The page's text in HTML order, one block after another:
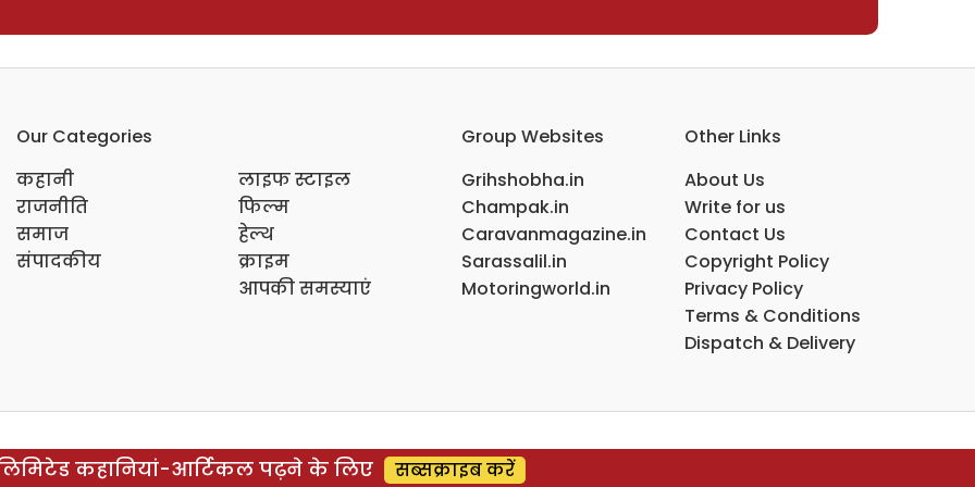
Our Categories
कहानी
राजनीति
समाज
संपादकीय
लाइफ स्टाइल
फिल्म
हेल्थ
क्राइम
आपकी समस्याएं
Group Websites
Grihshobha.in
Champak.in
Caravanmagazine.in
Sarassalil.in
Motoringworld.in
Other Links
About Us
Write for us
Contact Us
Copyright Policy
Privacy Policy
Terms & Conditions
Dispatch & Delivery
कहानियां-आर्टिकल पढ़ने के लिए सब्सक्राइब करें